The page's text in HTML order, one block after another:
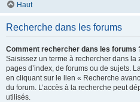
Haut
Recherche dans les forums
Comment rechercher dans les forums
Saisissez un terme à rechercher dans
pages d’index, de forums ou de sujets.
en cliquant sur le lien « Recherche
du forum. L’accès à la recherche peut
utilisés.